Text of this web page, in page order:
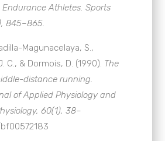
Athletes. Sports
845–865.
Magunacelaya, S.,
& Dormois, D. (1990). The
distance running.
of Applied Physiology and
60(1), 38–
bf00572183